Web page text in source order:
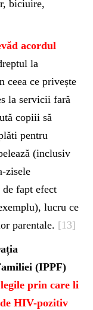
biciuire,
acordul
la
ceea ce privește
la servicii fară
copiii să
pentru
(inclusiv
zisele
de fapt efect
lucru ce
parentale. [13]
(IPPF)
prin care li
de HIV-pozitiv